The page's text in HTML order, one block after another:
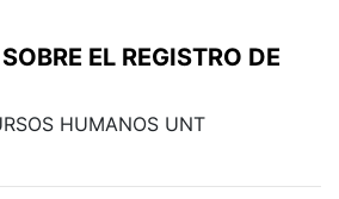
EL REGISTRO DE
HUMANOS UNT